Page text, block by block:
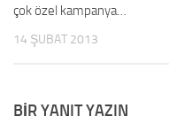
çok özel kampanya…
14 ŞUBAT 2013
BIR YANIT YAZIN